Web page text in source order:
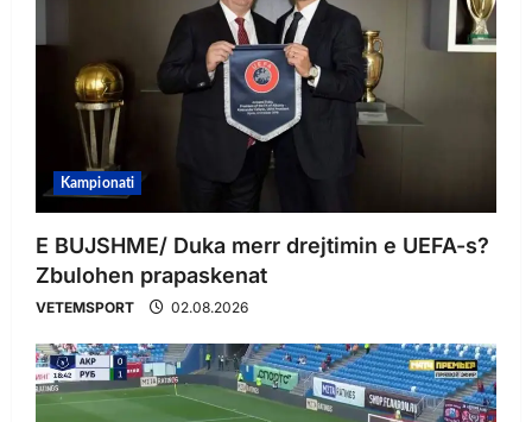
Kampionati
E BUJSHME/ Duka merr drejtimin e UEFA-s?
Zbulohen prapaskenat
VETEMSPORT 02.08.2026